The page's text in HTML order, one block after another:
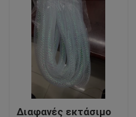
Διαφανές εκτάσιμο